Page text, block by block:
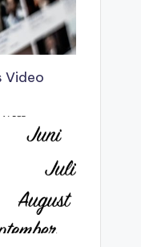
Video